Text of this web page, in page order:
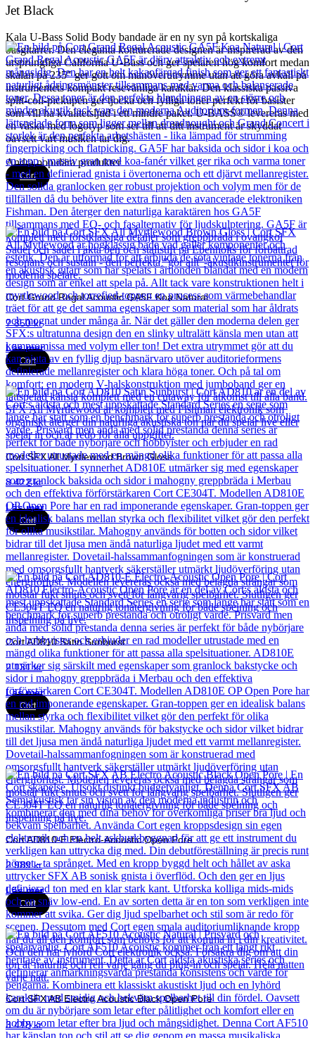
Jet Black
Kala U-Bass Solid Body bandade är en ny syn på kortskaliga
basgitarrer. Den eleganta konturerade designen är inspirerad av den
ursprungliga California U-Bass och ger spelaren hög komfort medan
skalan på 235″ ger gott om manöverutrymme utan att göra avkall på
instrumentets kompakt resevänliga karaktär. Den klassiska passiva
split-coil-pickupen ger tjocka och fylliga toner perfekt för basister
som vill ha kvalitetsljud i ett mindre paket. U-BASS® levereras med
en väska med logotyp som ser till att ditt instrument är skyddat
oavsett vart musiken tar dig.
Andra populära produkter
Cort
Cort Grand Regal Acoustic GA5F Koa Natural
7 850kr
Läs mer
Cort
Cort SFX All Myrtlewood Brown Gloss
8 422kr
Läs mer
Cort
Cort AD810 Satin Sunburst
2 131kr
Läs mer
Cort
Cort AD810-E Electro-Acoustic Open Pore
2 989kr
Läs mer
Cort
Cort SFX AB Electro Acoustic Black Open Pore
3 418kr